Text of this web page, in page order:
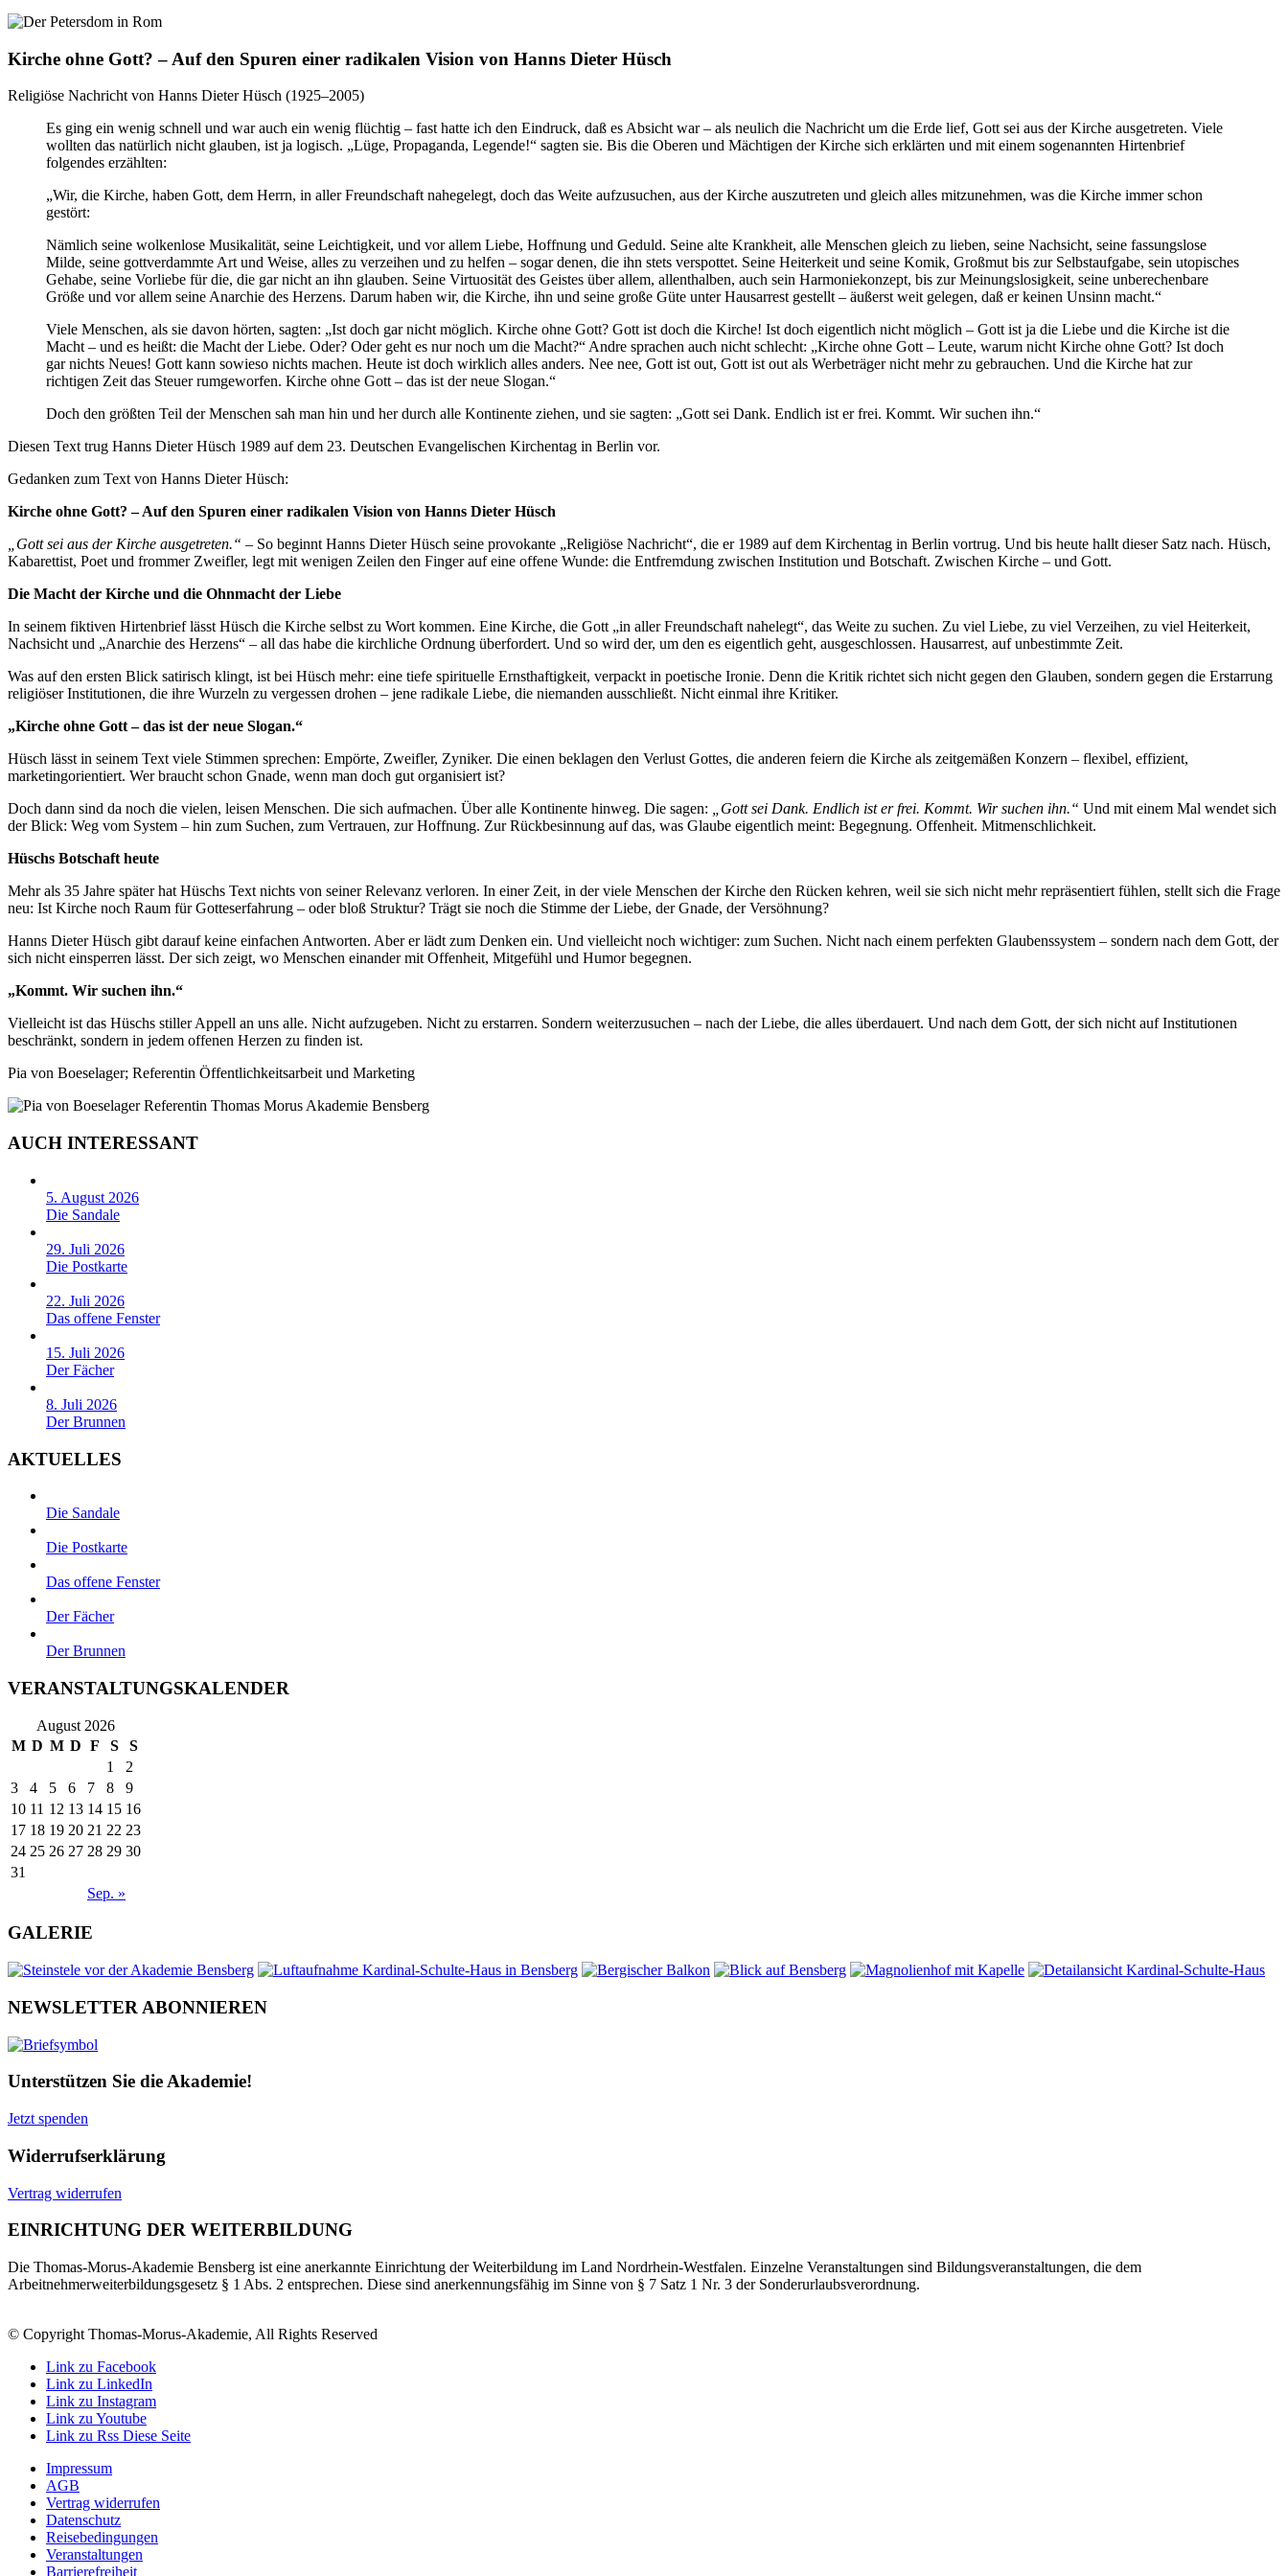
Kirche ohne Gott? – Auf den Spuren einer radikalen Vision von Hanns Dieter Hüsch
Religiöse Nachricht von Hanns Dieter Hüsch (1925–2005)
Es ging ein wenig schnell und war auch ein wenig flüchtig – fast hatte ich den Eindruck, daß es Absicht war – als neulich die Nachricht um die Erde lief, Gott sei aus der Kirche ausgetreten. Viele
wollten das natürlich nicht glauben, ist ja logisch. „Lüge, Propaganda, Legende!“ sagten sie. Bis die Oberen und Mächtigen der Kirche sich erklärten und mit einem sogenannten Hirtenbrief
folgendes erzählten:
„Wir, die Kirche, haben Gott, dem Herrn, in aller Freundschaft nahegelegt, doch das Weite aufzusuchen, aus der Kirche auszutreten und gleich alles mitzunehmen, was die Kirche immer schon
gestört:
Nämlich seine wolkenlose Musikalität, seine Leichtigkeit, und vor allem Liebe, Hoffnung und Geduld. Seine alte Krankheit, alle Menschen gleich zu lieben, seine Nachsicht, seine fassungslose
Milde, seine gottverdammte Art und Weise, alles zu verzeihen und zu helfen – sogar denen, die ihn stets verspottet. Seine Heiterkeit und seine Komik, Großmut bis zur Selbstaufgabe, sein utopisches
Gehabe, seine Vorliebe für die, die gar nicht an ihn glauben. Seine Virtuosität des Geistes über allem, allenthalben, auch sein Harmoniekonzept, bis zur Meinungslosigkeit, seine unberechenbare
Größe und vor allem seine Anarchie des Herzens. Darum haben wir, die Kirche, ihn und seine große Güte unter Hausarrest gestellt – äußerst weit gelegen, daß er keinen Unsinn macht.“
Viele Menschen, als sie davon hörten, sagten: „Ist doch gar nicht möglich. Kirche ohne Gott? Gott ist doch die Kirche! Ist doch eigentlich nicht möglich – Gott ist ja die Liebe und die Kirche ist die
Macht – und es heißt: die Macht der Liebe. Oder? Oder geht es nur noch um die Macht?“ Andre sprachen auch nicht schlecht: „Kirche ohne Gott – Leute, warum nicht Kirche ohne Gott? Ist doch
gar nichts Neues! Gott kann sowieso nichts machen. Heute ist doch wirklich alles anders. Nee nee, Gott ist out, Gott ist out als Werbeträger nicht mehr zu gebrauchen. Und die Kirche hat zur
richtigen Zeit das Steuer rumgeworfen. Kirche ohne Gott – das ist der neue Slogan.“
Doch den größten Teil der Menschen sah man hin und her durch alle Kontinente ziehen, und sie sagten: „Gott sei Dank. Endlich ist er frei. Kommt. Wir suchen ihn.“
Diesen Text trug Hanns Dieter Hüsch 1989 auf dem 23. Deutschen Evangelischen Kirchentag in Berlin vor.
Gedanken zum Text von Hanns Dieter Hüsch:
Kirche ohne Gott? – Auf den Spuren einer radikalen Vision von Hanns Dieter Hüsch
„Gott sei aus der Kirche ausgetreten.“ – So beginnt Hanns Dieter Hüsch seine provokante „Religiöse Nachricht“, die er 1989 auf dem Kirchentag in Berlin vortrug. Und bis heute hallt dieser Satz nach. Hüsch,
Kabarettist, Poet und frommer Zweifler, legt mit wenigen Zeilen den Finger auf eine offene Wunde: die Entfremdung zwischen Institution und Botschaft. Zwischen Kirche – und Gott.
Die Macht der Kirche und die Ohnmacht der Liebe
In seinem fiktiven Hirtenbrief lässt Hüsch die Kirche selbst zu Wort kommen. Eine Kirche, die Gott „in aller Freundschaft nahelegt“, das Weite zu suchen. Zu viel Liebe, zu viel Verzeihen, zu viel Heiterkeit,
Nachsicht und „Anarchie des Herzens“ – all das habe die kirchliche Ordnung überfordert. Und so wird der, um den es eigentlich geht, ausgeschlossen. Hausarrest, auf unbestimmte Zeit.
Was auf den ersten Blick satirisch klingt, ist bei Hüsch mehr: eine tiefe spirituelle Ernsthaftigkeit, verpackt in poetische Ironie. Denn die Kritik richtet sich nicht gegen den Glauben, sondern gegen die Erstarrung
religiöser Institutionen, die ihre Wurzeln zu vergessen drohen – jene radikale Liebe, die niemanden ausschließt. Nicht einmal ihre Kritiker.
„Kirche ohne Gott – das ist der neue Slogan.“
Hüsch lässt in seinem Text viele Stimmen sprechen: Empörte, Zweifler, Zyniker. Die einen beklagen den Verlust Gottes, die anderen feiern die Kirche als zeitgemäßen Konzern – flexibel, effizient,
marketingorientiert. Wer braucht schon Gnade, wenn man doch gut organisiert ist?
Doch dann sind da noch die vielen, leisen Menschen. Die sich aufmachen. Über alle Kontinente hinweg. Die sagen: „Gott sei Dank. Endlich ist er frei. Kommt. Wir suchen ihn.“ Und mit einem Mal wendet sich
der Blick: Weg vom System – hin zum Suchen, zum Vertrauen, zur Hoffnung. Zur Rückbesinnung auf das, was Glaube eigentlich meint: Begegnung. Offenheit. Mitmenschlichkeit.
Hüschs Botschaft heute
Mehr als 35 Jahre später hat Hüschs Text nichts von seiner Relevanz verloren. In einer Zeit, in der viele Menschen der Kirche den Rücken kehren, weil sie sich nicht mehr repräsentiert fühlen, stellt sich die Frage
neu: Ist Kirche noch Raum für Gotteserfahrung – oder bloß Struktur? Trägt sie noch die Stimme der Liebe, der Gnade, der Versöhnung?
Hanns Dieter Hüsch gibt darauf keine einfachen Antworten. Aber er lädt zum Denken ein. Und vielleicht noch wichtiger: zum Suchen. Nicht nach einem perfekten Glaubenssystem – sondern nach dem Gott, der
sich nicht einsperren lässt. Der sich zeigt, wo Menschen einander mit Offenheit, Mitgefühl und Humor begegnen.
„Kommt. Wir suchen ihn.“
Vielleicht ist das Hüschs stiller Appell an uns alle. Nicht aufzugeben. Nicht zu erstarren. Sondern weiterzusuchen – nach der Liebe, die alles überdauert. Und nach dem Gott, der sich nicht auf Institutionen
beschränkt, sondern in jedem offenen Herzen zu finden ist.
Pia von Boeselager; Referentin Öffentlichkeitsarbeit und Marketing
AUCH INTERESSANT
5. August 2026
Die Sandale
29. Juli 2026
Die Postkarte
22. Juli 2026
Das offene Fenster
15. Juli 2026
Der Fächer
8. Juli 2026
Der Brunnen
AKTUELLES
Die Sandale
Die Postkarte
Das offene Fenster
Der Fächer
Der Brunnen
VERANSTALTUNGSKALENDER
August 2026
M D M D F S S
Sep. »
1
2
3
4 5 6 7 8
9
10 11 12 13 14 15 16
17 18 19 20 21 22 23
24 25 26 27 28 29 30
31
GALERIE
NEWSLETTER ABONNIEREN
Unterstützen Sie die Akademie!
Jetzt spenden
Widerrufserklärung
Vertrag widerrufen
EINRICHTUNG DER WEITERBILDUNG
Die Thomas-Morus-Akademie Bensberg ist eine anerkannte Einrichtung der Weiterbildung im Land Nordrhein-Westfalen. Einzelne Veranstaltungen sind Bildungsveranstaltungen, die dem
Arbeitnehmerweiterbildungsgesetz § 1 Abs. 2 entsprechen. Diese sind anerkennungsfähig im Sinne von § 7 Satz 1 Nr. 3 der Sonderurlaubsverordnung.
© Copyright Thomas-Morus-Akademie, All Rights Reserved
Link zu Facebook
Link zu LinkedIn
Link zu Instagram
Link zu Youtube
Link zu Rss Diese Seite
Impressum
AGB
Vertrag widerrufen
Datenschutz
Reisebedingungen
Veranstaltungen
Barrierefreiheit